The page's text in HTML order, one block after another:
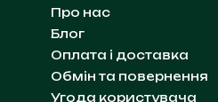
Про нас
Блог
Оплата і доставка
Обмін та повернення
Угода користувача